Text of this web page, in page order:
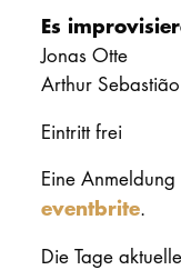
Es
Jonas Otte
Arthur Sebastião
Eintritt frei
Eine
eventbrite.
Die Tage